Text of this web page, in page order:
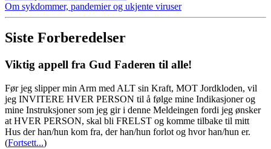
Om sykdommer, pandemier og ukjente viruser
Siste Forberedelser
Viktig appell fra Gud Faderen til alle!
Før jeg slipper min Arm med ALT sin Kraft, MOT Jordkloden, vil
jeg INVITERE HVER PERSON til å følge mine Indikasjoner og
mine Instruksjoner som jeg gir i denne Meldeingen fordi jeg ønsker
at HVER PERSON, skal bli FRELST og komme tilbake til mitt
Hus der han/hun kom fra, der han/hun forlot og hvor han/hun er.
(Fortsett...)